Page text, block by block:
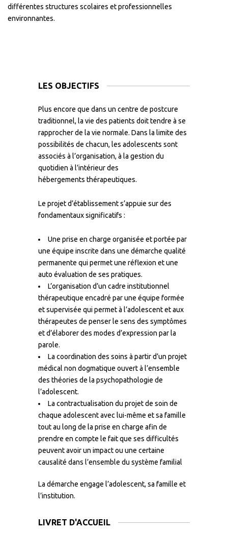
différentes structures scolaires et professionnelles
environnantes.
LES OBJECTIFS
Plus encore que dans un centre de postcure
traditionnel, la vie des patients doit tendre à se
rapprocher de la vie normale. Dans la limite des
possibilités de chacun, les adolescents sont
associés à l’organisation, à la gestion du
quotidien à l’intérieur des
hébergements thérapeutiques.
Le projet d’établissement s’appuie sur des
fondamentaux significatifs :
Une prise en charge organisée et portée par
une équipe inscrite dans une démarche qualité
permanente qui permet une réflexion et une
auto évaluation de ses pratiques.
L’organisation d’un cadre institutionnel
thérapeutique encadré par une équipe formée
et supervisée qui permet à l’adolescent et aux
thérapeutes de penser le sens des symptômes
et d’élaborer des modes d’expression par la
parole.
La coordination des soins à partir d’un projet
médical non dogmatique ouvert à l’ensemble
des théories de la psychopathologie de
l’adolescent.
La contractualisation du projet de soin de
chaque adolescent avec lui-même et sa famille
tout au long de la prise en charge afin de
prendre en compte le fait que ses difficultés
peuvent avoir un impact ou une certaine
causalité dans l’ensemble du système familial
La démarche engage l’adolescent, sa famille et
l’institution.
LIVRET D'ACCUEIL